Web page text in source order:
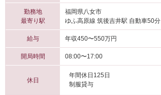
勤務地
最寄り駅
福岡県八女市
ゆふ高原線 筑後吉井駅 自動車50分
給与 年収450〜550万円
開局時間 08:00〜17:00
休日
年間休日125日
制服貸与